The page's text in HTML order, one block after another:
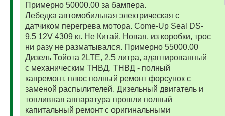
Примерно 50000.00 за бампера.
Лебедка автомобильная электрическая с
датчиком перегрева мотора. Come-Up Seal DS-
9.5 12V 4309 кг. Не Китай. Новая, из коробки, трос
ни разу не разматывался. Примерно 55000.00
Дизель Тойота 2LTE, 2,5 литра, адаптированный
с механическим ТНВД. ТНВД - полный
капремонт, плюс полный ремонт форсунок с
заменой распылителей. Дизельный двигатель и
топливная аппаратура прошли полный
капитальный ремонт с оригинальными